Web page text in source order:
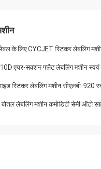
के लिए CYCJET स्टिकर लेबलिंग
एयर-सक्शन फ्लैट लेबलिंग मशीन स्वयं
स्टिकर लेबलिंग मशीन सीएलबी-920
लेबलिंग मशीन कमोडिटी सेमी ऑटो